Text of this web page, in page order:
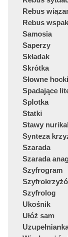
Rebus
Rebus
Samosia
Saperzy
Składak
Skrótka
Słowne
Spadające
Splotka
Statki
Stawy
Synteza
Szarada
Szarada
Szyfrogram
Szyfrolog
Ukośnik
Ułóż sam